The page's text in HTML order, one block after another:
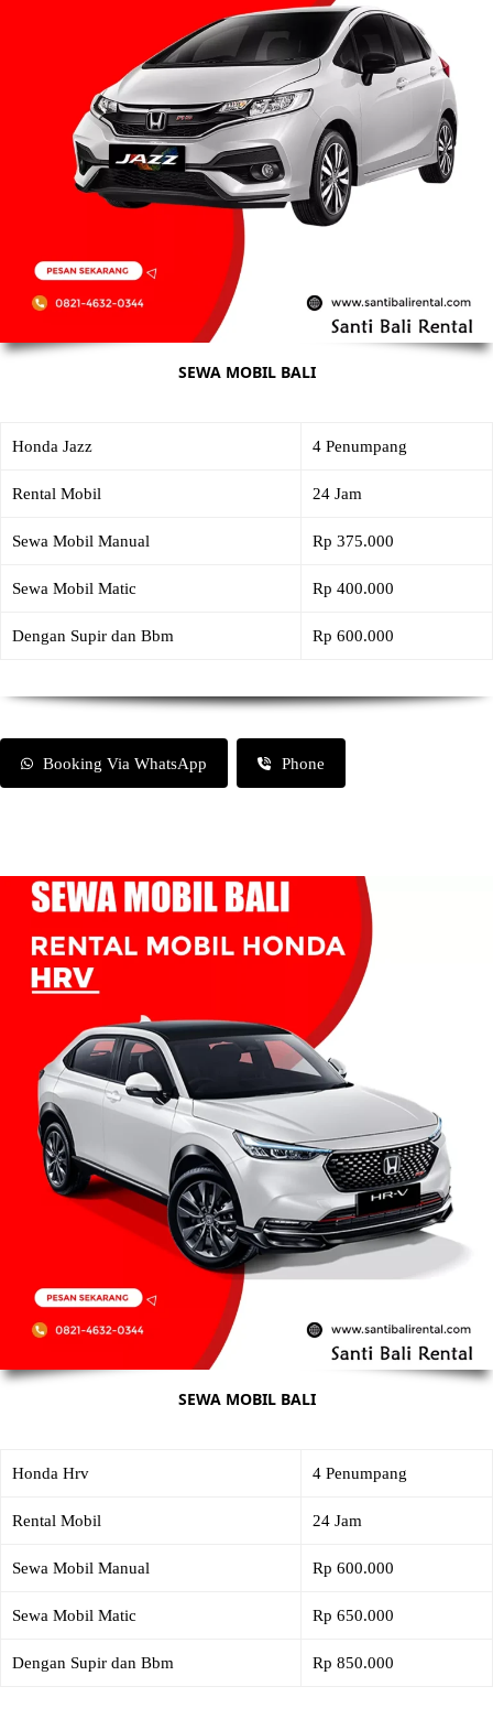
SEWA MOBIL BALI
Honda Jazz 4 Penumpang
Rental Mobil 24 Jam
Sewa Mobil Manual Rp 375.000
Sewa Mobil Matic Rp 400.000
Dengan Supir dan Bbm Rp 600.000
Booking Via WhatsApp Phone
SEWA MOBIL BALI
Honda Hrv 4 Penumpang
Rental Mobil 24 Jam
Sewa Mobil Manual Rp 600.000
Sewa Mobil Matic Rp 650.000
Dengan Supir dan Bbm Rp 850.000